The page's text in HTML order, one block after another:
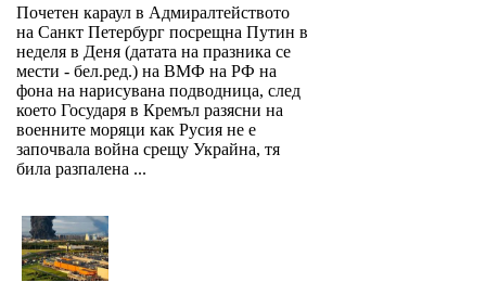
Почетен караул в Адмиралтейството
на Санкт Петербург посрещна Путин в
неделя в Деня (датата на празника се
мести - бел.ред.) на ВМФ на РФ на
фона на нарисувана подводница, след
което Государя в Кремъл разясни на
военните моряци как Русия не е
започвала война срещу Украйна, тя
била разпалена ...